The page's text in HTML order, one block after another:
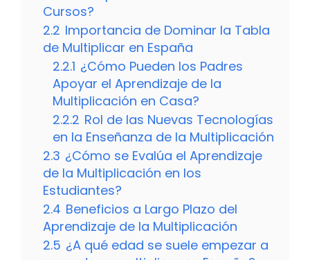
Cursos?
2.2 Importancia de Dominar la Tabla
de Multiplicar en España
2.2.1 ¿Cómo Pueden los Padres
Apoyar el Aprendizaje de la
Multiplicación en Casa?
2.2.2 Rol de las Nuevas Tecnologías
en la Enseñanza de la Multiplicación
2.3 ¿Cómo se Evalúa el Aprendizaje
de la Multiplicación en los
Estudiantes?
2.4 Beneficios a Largo Plazo del
Aprendizaje de la Multiplicación
2.5 ¿A qué edad se suele empezar a